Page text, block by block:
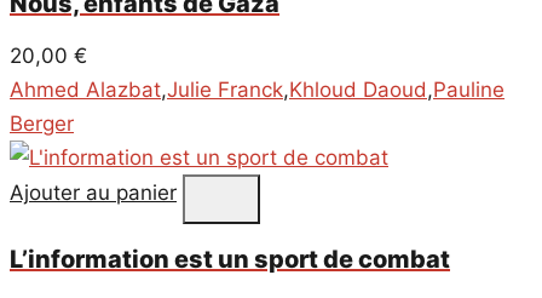
20,00 €
Ahmed Alazbat,Julie Franck,Khloud Daoud,Pauline
Berger
Ajouter au panier
L’information est un sport de combat